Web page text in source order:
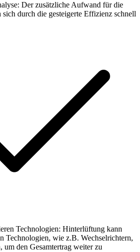
Der zusätzliche Aufwand für die
durch die gesteigerte Effizienz schnell
Technologien: Hinterlüftung kann
Technologien, wie z.B. Wechselrichtern,
um den Gesamtertrag weiter zu